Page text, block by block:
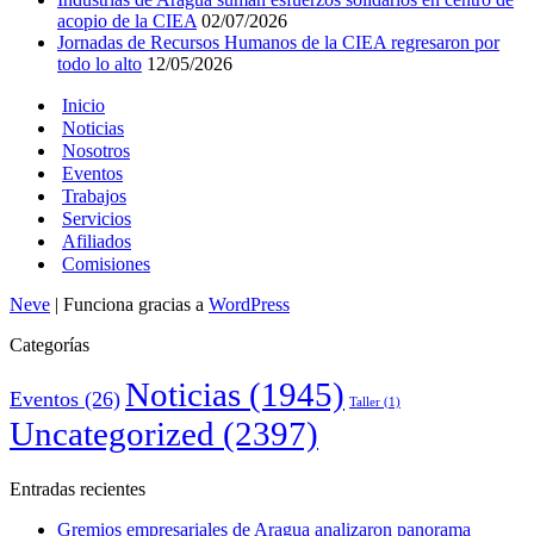
acopio de la CIEA 02/07/2026
Jornadas de Recursos Humanos de la CIEA regresaron por
todo lo alto 12/05/2026
Inicio
Noticias
Nosotros
Eventos
Trabajos
Servicios
Afiliados
Comisiones
Neve | Funciona gracias a WordPress
Categorías
Eventos (26) Noticias (1945) Taller (1)
Uncategorized (2397)
Entradas recientes
Gremios empresariales de Aragua analizaron panorama